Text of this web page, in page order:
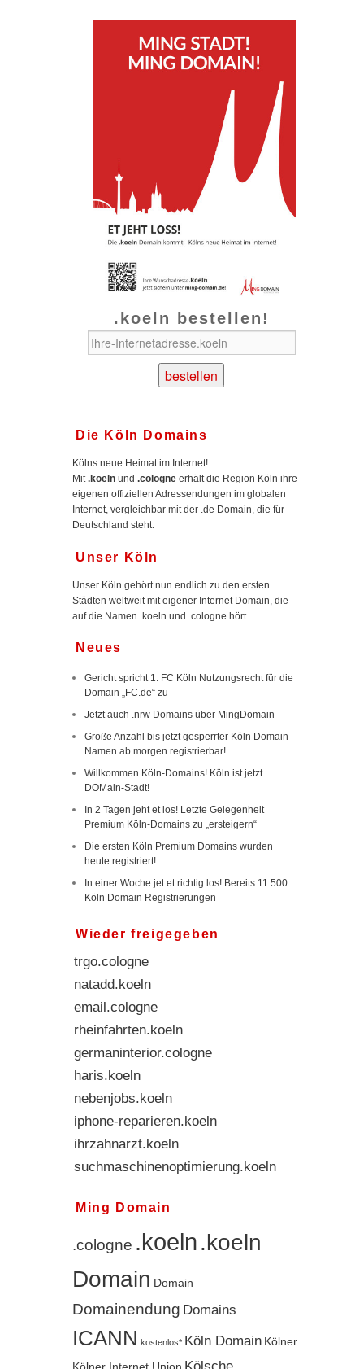
.koeln bestellen!
Die Köln Domains
Kölns neue Heimat im Internet!
Mit.koeln und .cologne erhält die Region Köln ihre
eigenen offiziellen Adressendungen im globalen
Internet, vergleichbar mit der .de Domain, die für
Deutschland steht.
Unser Köln
Unser Köln gehört nun endlich zu den ersten
Städten weltweit mit eigener Internet Domain, die
auf die Namen .koeln und .cologne hört.
Neues
Gericht spricht 1. FC Köln Nutzungsrecht für die
Domain „FC.de“ zu
Jetzt auch .nrw Domains über MingDomain
Große Anzahl bis jetzt gesperrter Köln Domain
Namen ab morgen registrierbar!
Willkommen Köln-Domains! Köln ist jetzt
DOMain-Stadt!
In 2 Tagen jeht et los! Letzte Gelegenheit
Premium Köln-Domains zu „ersteigern“
Die ersten Köln Premium Domains wurden
heute registriert!
In einer Woche jet et richtig los! Bereits 11.500
Köln Domain Registrierungen
Wieder freigegeben
diehirschwanderfamilie.koeln
trgo.cologne
natadd.koeln
email.cologne
rheinfahrten.koeln
germaninterior.cologne
haris.koeln
nebenjobs.koeln
iphone-reparieren.koeln
ihrzahnarzt.koeln
suchmaschinenoptimierung.koeln
Ming Domain
.cologne .koeln.koeln
Domain Domain
Domainendung Domains
ICANN kostenlos* Köln Domain Kölner